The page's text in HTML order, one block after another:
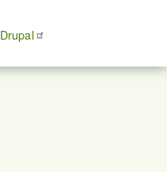
Drupal